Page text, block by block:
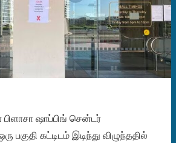
ஷாப்பிங் சென்டர்
பகுதி கட்டிடம் இடிந்து விழுந்ததில்